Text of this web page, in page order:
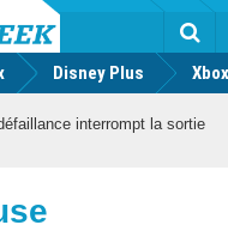
Disney Plus
interrompt la sortie
Youtube